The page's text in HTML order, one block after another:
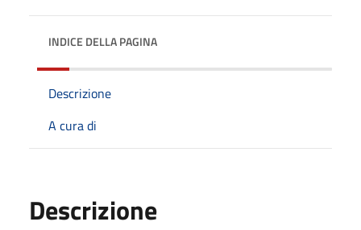
INDICE DELLA PAGINA
Descrizione
A cura di
Descrizione